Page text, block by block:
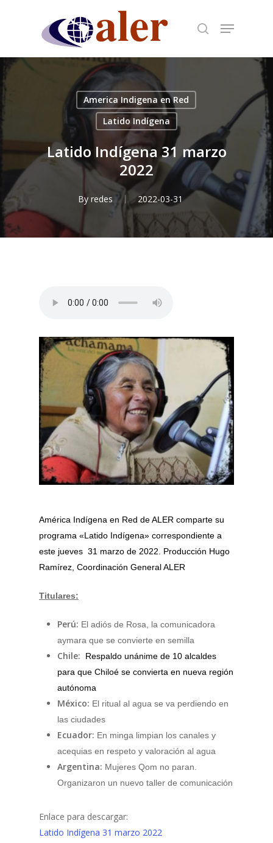
content
America Indigena en Red
Latido Indígena
Latido Indígena 31 marzo
2022
By redes 2022-03-31
América Indígena en Red de ALER comparte su
programa «Latido Indígena» correspondiente a
este jueves 31 marzo de 2022. Producción Hugo
Ramírez, Coordinación General ALER
Titulares:
Perú: El adiós de Rosa, la comunicadora
aymara que se convierte en semilla
Chile:
Respaldo unánime de 10 alcaldes
para que Chiloé se convierta en nueva región
autónoma
México: El ritual al agua se va perdiendo en
las ciudades
Ecuador: En minga limpian los canales y
acequias en respeto y valoración al agua
Argentina: Mujeres Qom no paran.
Organizaron un nuevo taller de comunicación
Enlace para descargar:
Latido Indígena 31 marzo 2022